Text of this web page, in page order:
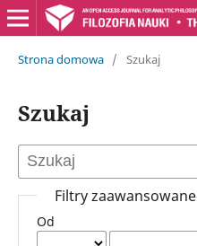
Strona domowa / Szukaj
Szukaj
Filtry zaawansowane
Od